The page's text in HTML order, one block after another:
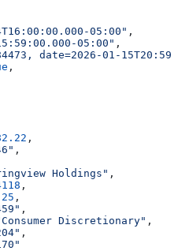
05:00" ,
05:00" ,
date=2026-01-
,
,
,
Holdings" ,
,
,
,
Discretionary" ,
,